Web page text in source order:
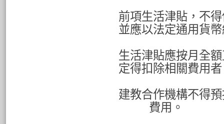
前項生活津貼，不
並應以法定通用貨
生活津貼應按月全
定得扣除相關費用
建教合作機構不得
費用。